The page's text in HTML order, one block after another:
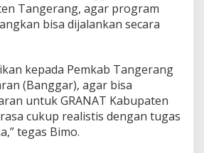
Tangerang, agar program
bisa dijalankan secara
kepada Pemkab Tangerang
(Banggar), agar bisa
untuk GRANAT Kabupaten
cukup realistis dengan tugas
tegas Bimo.